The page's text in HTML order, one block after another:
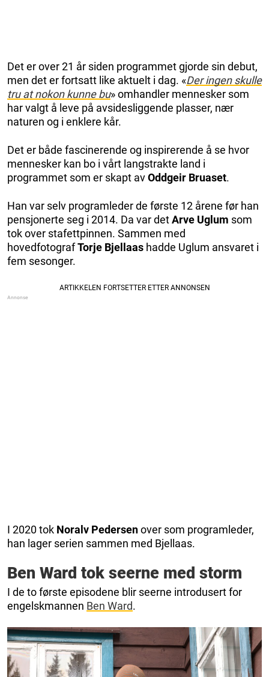
Det er over 21 år siden programmet gjorde sin debut,
men det er fortsatt like aktuelt i dag. «Der ingen skulle
tru at nokon kunne bu» omhandler mennesker som
har valgt å leve på avsidesliggende plasser, nær
naturen og i enklere kår.
Det er både fascinerende og inspirerende å se hvor
mennesker kan bo i vårt langstrakte land i
programmet som er skapt avOddgeir Bruaset.
Han var selv programleder de første 12 årene før han
pensjonerte seg i 2014. Da var detArve Uglum som
tok over stafettpinnen. Sammen med
hovedfotografTorje Bjellaas hadde Uglum ansvaret i
fem sesonger.
I 2020 tok Noralv Pedersenover som programleder,
han lager serien sammen med Bjellaas.
Ben Ward tok seerne med storm
I de to første episodene blir seerne introdusert for
engelskmannen Ben Ward.